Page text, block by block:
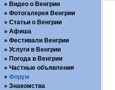
Видео о Венгрии
Фотогалерея Венгрии
Статьи о Венгрии
Афиша
Фестивали Венгрии
Услуги в Венгрии
Погода в Венгрии
Частные объявления
Форум
Знакомства